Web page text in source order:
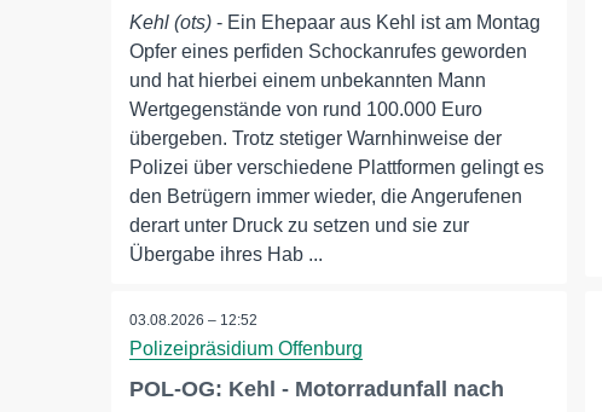
Kehl (ots) - Ein Ehepaar aus Kehl ist am Montag
Opfer eines perfiden Schockanrufes geworden
und hat hierbei einem unbekannten Mann
Wertgegenstände von rund 100.000 Euro
übergeben. Trotz stetiger Warnhinweise der
Polizei über verschiedene Plattformen gelingt es
den Betrügern immer wieder, die Angerufenen
derart unter Druck zu setzen und sie zur
Übergabe ihres Hab ...
03.08.2026 – 12:52
Polizeipräsidium Offenburg
POL-OG: Kehl - Motorradunfall nach